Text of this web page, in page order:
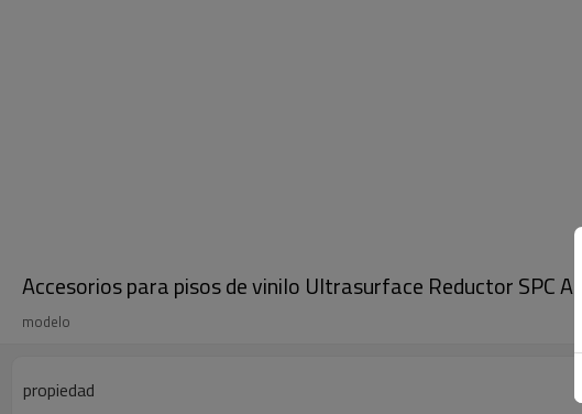
Accesorios para pisos de vinilo Ultrasurface Reductor SPC A
modelo
propiedad